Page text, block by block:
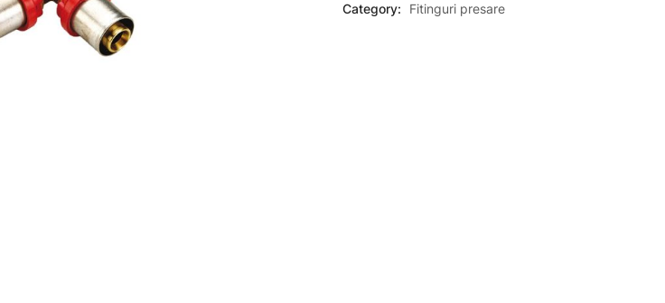
Category:
Fitinguri presare